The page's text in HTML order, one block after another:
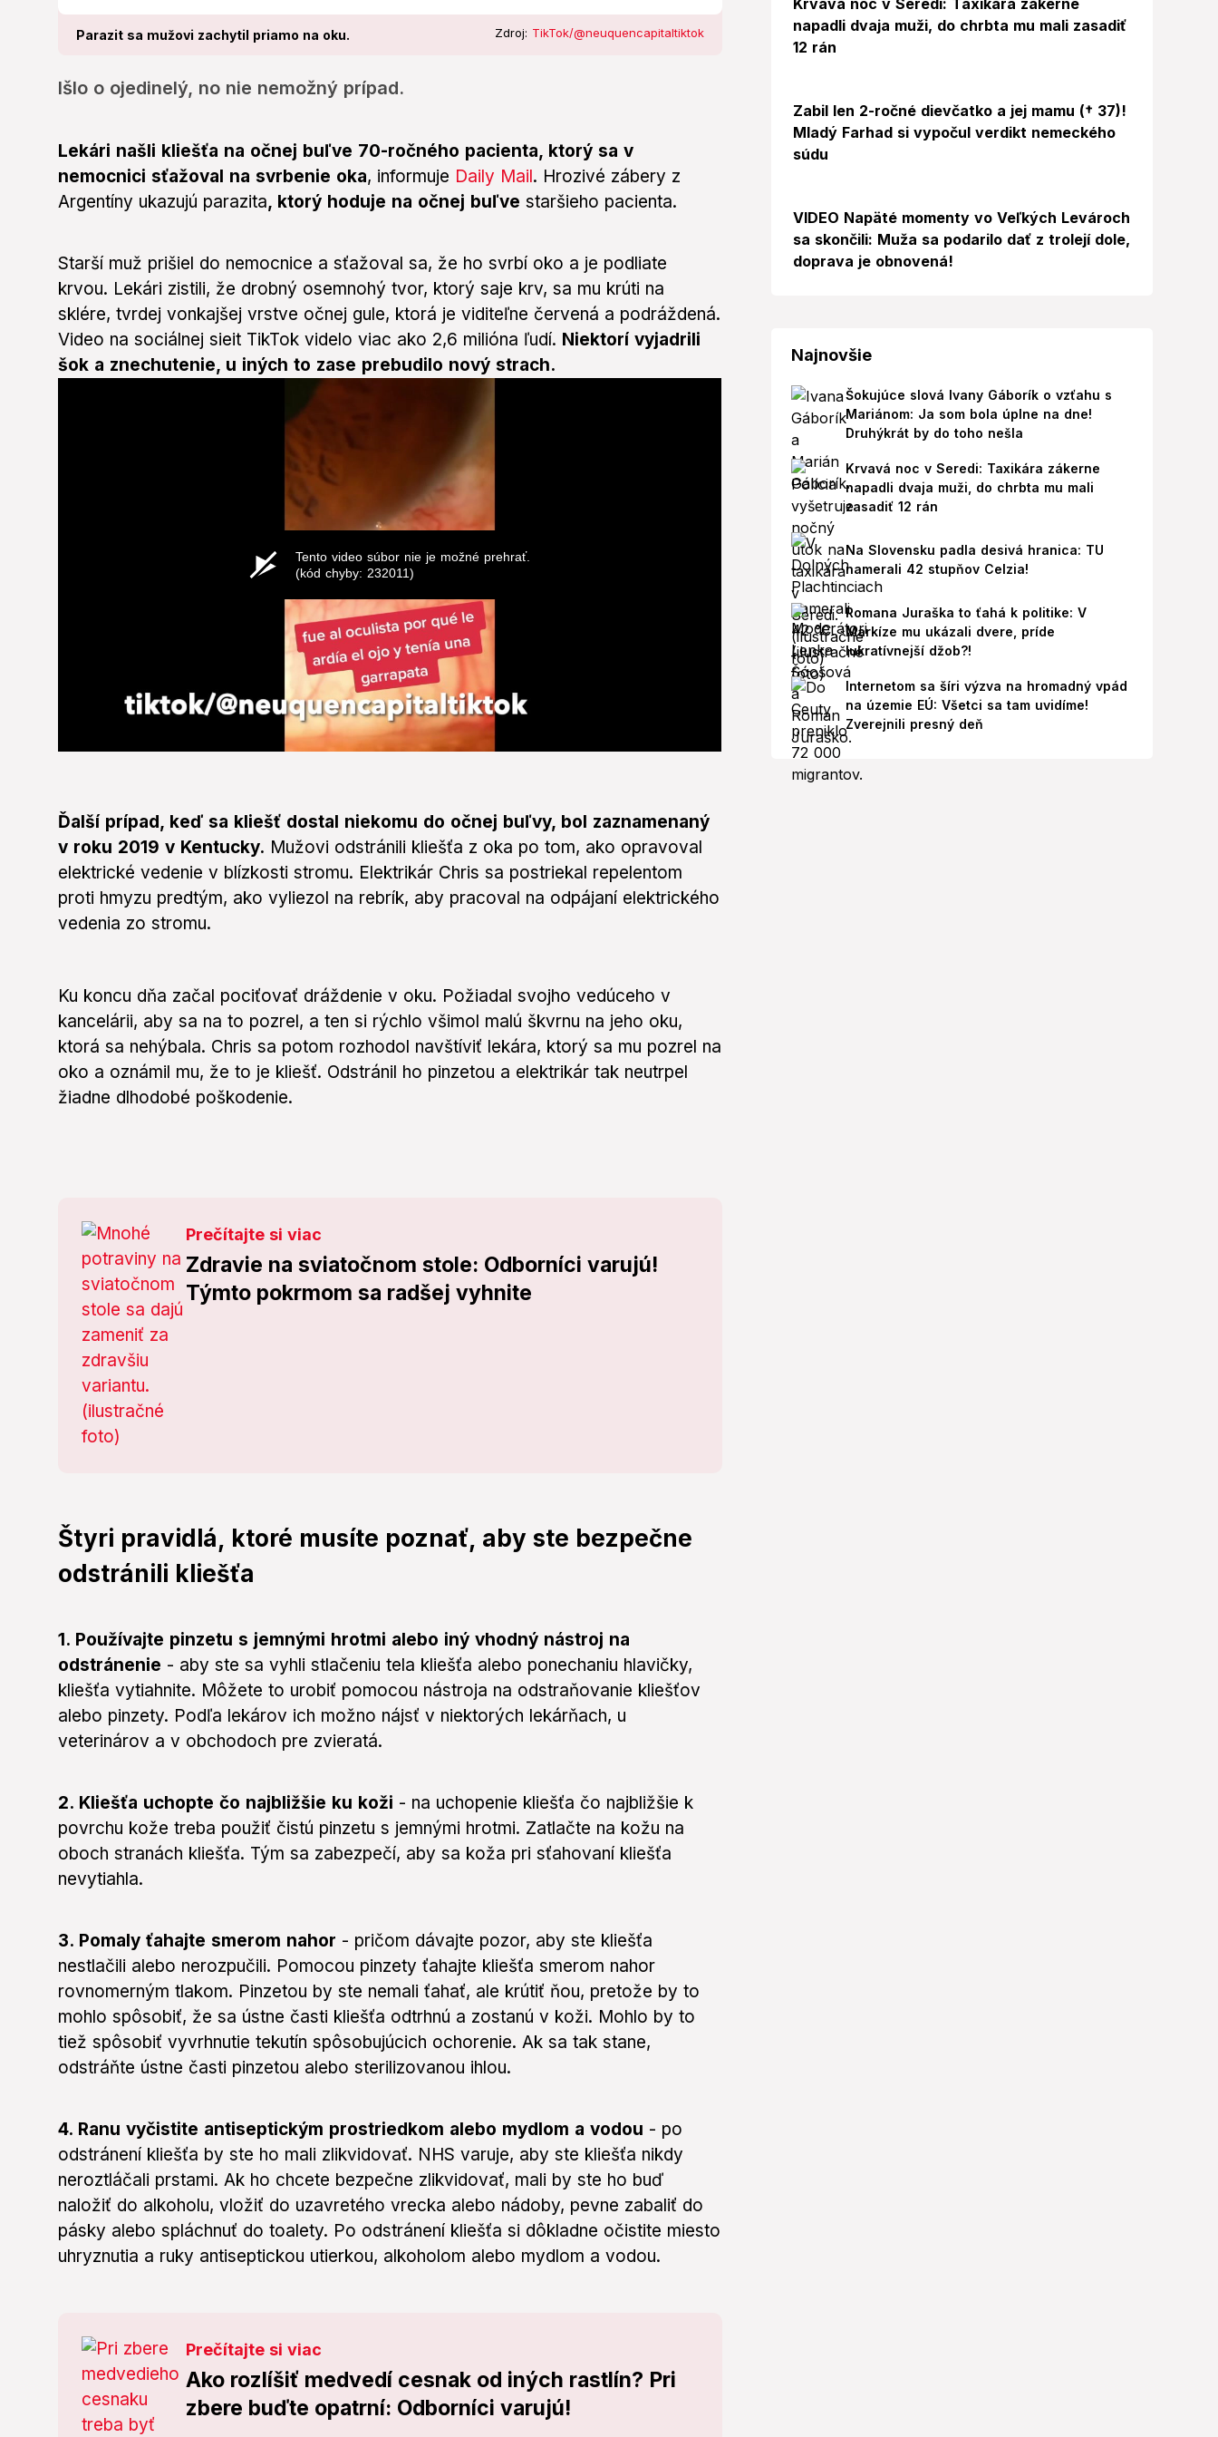
Parazit sa mužovi zachytil priamo na oku. Zdroj: TikTok/@neuquencapitaltiktok
Išlo o ojedinelý, no nie nemožný prípad.
Lekári našli kliešťa na očnej buľve 70-ročného pacienta, ktorý sa v
nemocnici sťažoval na svrbenie oka, informuje Daily Mail. Hrozivé zábery z
Argentíny ukazujú parazita, ktorý hoduje na očnej buľve staršieho pacienta.
Starší muž prišiel do nemocnice a sťažoval sa, že ho svrbí oko a je podliate
krvou. Lekári zistili, že drobný osemnohý tvor, ktorý saje krv, sa mu krúti na
sklére, tvrdej vonkajšej vrstve očnej gule, ktorá je viditeľne červená a podráždená.
Video na sociálnej sieit TikTok videlo viac ako 2,6 milióna ľudí. Niektorí vyjadrili
šok a znechutenie, u iných to zase prebudilo nový strach.
secondsVolume
0%
Tento video súbor nie je možné prehrať.
(kód chyby: 232011)
Ďalší prípad, keď sa kliešť dostal niekomu do očnej buľvy, bol zaznamenaný
v roku 2019 v Kentucky. Mužovi odstránili kliešťa z oka po tom, ako opravoval
elektrické vedenie v blízkosti stromu. Elektrikár Chris sa postriekal repelentom
proti hmyzu predtým, ako vyliezol na rebrík, aby pracoval na odpájaní elektrického
vedenia zo stromu.
Ku koncu dňa začal pociťovať dráždenie v oku. Požiadal svojho vedúceho v
kancelárii, aby sa na to pozrel, a ten si rýchlo všimol malú škvrnu na jeho oku,
ktorá sa nehýbala. Chris sa potom rozhodol navštíviť lekára, ktorý sa mu pozrel na
oko a oznámil mu, že to je kliešť. Odstránil ho pinzetou a elektrikár tak neutrpel
žiadne dlhodobé poškodenie.
Prečítajte si viac
Zdravie na sviatočnom stole: Odborníci varujú!
Týmto pokrmom sa radšej vyhnite
Štyri pravidlá, ktoré musíte poznať, aby ste bezpečne
odstránili kliešťa
1. Používajte pinzetu s jemnými hrotmi alebo iný vhodný nástroj na
odstránenie - aby ste sa vyhli stlačeniu tela kliešťa alebo ponechaniu hlavičky,
kliešťa vytiahnite. Môžete to urobiť pomocou nástroja na odstraňovanie kliešťov
alebo pinzety. Podľa lekárov ich možno nájsť v niektorých lekárňach, u
veterinárov a v obchodoch pre zvieratá.
2. Kliešťa uchopte čo najbližšie ku koži - na uchopenie kliešťa čo najbližšie k
povrchu kože treba použiť čistú pinzetu s jemnými hrotmi. Zatlačte na kožu na
oboch stranách kliešťa. Tým sa zabezpečí, aby sa koža pri sťahovaní kliešťa
nevytiahla.
3. Pomaly ťahajte smerom nahor - pričom dávajte pozor, aby ste kliešťa
nestlačili alebo nerozpučili. Pomocou pinzety ťahajte kliešťa smerom nahor
rovnomerným tlakom. Pinzetou by ste nemali ťahať, ale krútiť ňou, pretože by to
mohlo spôsobiť, že sa ústne časti kliešťa odtrhnú a zostanú v koži. Mohlo by to
tiež spôsobiť vyvrhnutie tekutín spôsobujúcich ochorenie. Ak sa tak stane,
odstráňte ústne časti pinzetou alebo sterilizovanou ihlou.
4. Ranu vyčistite antiseptickým prostriedkom alebo mydlom a vodou - po
odstránení kliešťa by ste ho mali zlikvidovať. NHS varuje, aby ste kliešťa nikdy
neroztláčali prstami. Ak ho chcete bezpečne zlikvidovať, mali by ste ho buď
naložiť do alkoholu, vložiť do uzavretého vrecka alebo nádoby, pevne zabaliť do
pásky alebo spláchnuť do toalety. Po odstránení kliešťa si dôkladne očistite miesto
uhryznutia a ruky antiseptickou utierkou, alkoholom alebo mydlom a vodou.
Prečítajte si viac
Ako rozlíšiť medvedí cesnak od iných rastlín? Pri
zbere buďte opatrní: Odborníci varujú!
Krvavá noc v Seredi: Taxikára zákerne
napadli dvaja muži, do chrbta mu mali zasadiť
12 rán
Zabil len 2-ročné dievčatko a jej mamu († 37)!
Mladý Farhad si vypočul verdikt nemeckého
súdu
Video
VIDEO Napäté momenty vo Veľkých Levároch
sa skončili: Muža sa podarilo dať z trolejí dole,
doprava je obnovená!
Najnovšie
Šokujúce slová Ivany Gáborík o vzťahu s
Mariánom: Ja som bola úplne na dne!
Druhýkrát by do toho nešla
Krvavá noc v Seredi: Taxikára zákerne
napadli dvaja muži, do chrbta mu mali
zasadiť 12 rán
Na Slovensku padla desivá hranica: TU
namerali 42 stupňov Celzia!
Romana Juraška to ťahá k politike: V
Markíze mu ukázali dvere, príde
lukratívnejší džob?!
Internetom sa šíri výzva na hromadný vpád
na územie EÚ: Všetci sa tam uvidíme!
Zverejnili presný deň